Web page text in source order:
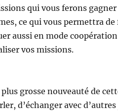
qui vous ferons
ce qui vous permettra
aussi en mode
vos missions.
plus grosse nouveauté de
d’échanger avec